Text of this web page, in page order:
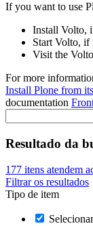
If you want to use
Install Volto,
Start Volto, if
Visit the
For more
Install Plone from
documentation
Resultado da
177 itens atendem
Filtrar os resultados
Tipo de item